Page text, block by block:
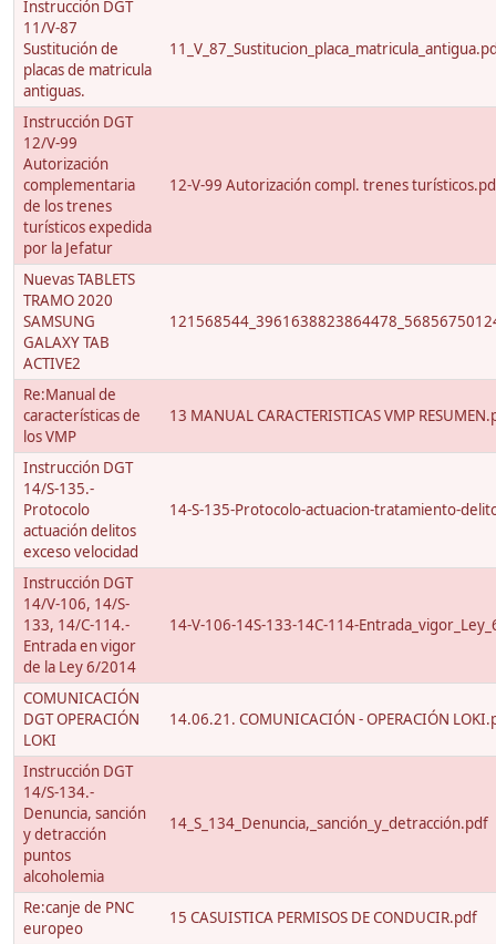
Instrucción DGT
11/V-87
Sustitución de
placas de matricula
antiguas.
Instrucción DGT
12/V-99
Autorización
complementaria
de los trenes
turísticos expedida
por la Jefatur
12-V-99 Autorización compl. trenes
Nuevas TABLETS
TRAMO 2020
SAMSUNG
GALAXY TAB
ACTIVE2
Re:Manual de
características de
los VMP
13 MANUAL CARACTERISTICAS VMP
Instrucción DGT
14/S-135.-
Protocolo
actuación delitos
exceso velocidad
14-S-135-Protocolo-actuacion-tratamiento-
Instrucción DGT
14/V-106, 14/S-
133, 14/C-114.-
Entrada en vigor
de la Ley 6/2014
14-V-106-14S-133-14C-114-
COMUNICACIÓN
DGT OPERACIÓN
LOKI
14.06.21. COMUNICACIÓN - OPERACIÓN
Instrucción DGT
14/S-134.-
Denuncia, sanción
y detracción
puntos
alcoholemia
14_S_134_Denuncia,_sanción_y_detracción.pdf
Re:canje de PNC
europeo
15 CASUISTICA PERMISOS DE CONDUCIR.pdf